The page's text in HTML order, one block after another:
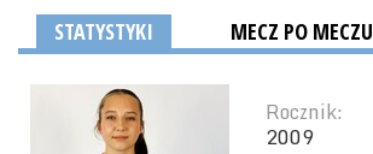
STATYSTYKI MECZ PO MECZU
Rocznik:
2009